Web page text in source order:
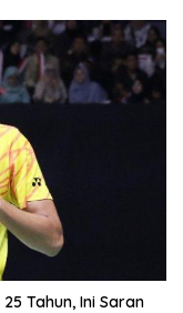
Tahun, Ini Saran